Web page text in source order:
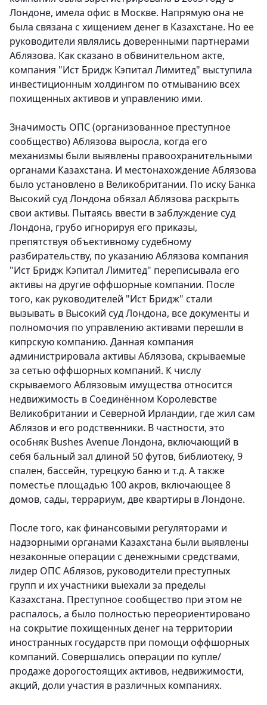
Лондоне, имела офис в Москве. Напрямую она не
была связана с хищением денег в Казахстане. Но ее
руководители являлись доверенными партнерами
Аблязова. Как сказано в обвинительном акте,
компания "Ист Бридж Кэпитал Лимитед" выступила
инвестиционным холдингом по отмыванию всех
похищенных активов и управлению ими.
Значимость ОПС (организованное преступное
сообщество) Аблязова выросла, когда его
механизмы были выявлены правоохранительными
органами Казахстана. И местонахождение Аблязова
было установлено в Великобритании. По иску Банка
Высокий суд Лондона обязал Аблязова раскрыть
свои активы. Пытаясь ввести в заблуждение суд
Лондона, грубо игнорируя его приказы,
препятствуя объективному судебному
разбирательству, по указанию Аблязова компания
"Ист Бридж Кэпитал Лимитед" переписывала его
активы на другие оффшорные компании. После
того, как руководителей "Ист Бридж" стали
вызывать в Высокий суд Лондона, все документы и
полномочия по управлению активами перешли в
кипрскую компанию. Данная компания
администрировала активы Аблязова, скрываемые
за сетью оффшорных компаний. К числу
скрываемого Аблязовым имущества относится
недвижимость в Соединённом Королевстве
Великобритании и Северной Ирландии, где жил сам
Аблязов и его родственники. В частности, это
особняк Bushes Avenue Лондона, включающий в
себя бальный зал длиной 50 футов, библиотеку, 9
спален, бассейн, турецкую баню и т.д. А также
поместье площадью 100 акров, включающее 8
домов, сады, террариум, две квартиры в Лондоне.
После того, как финансовыми регуляторами и
надзорными органами Казахстана были выявлены
незаконные операции с денежными средствами,
лидер ОПС Аблязов, руководители преступных
групп и их участники выехали за пределы
Казахстана. Преступное сообщество при этом не
распалось, а было полностью переориентировано
на сокрытие похищенных денег на территории
иностранных государств при помощи оффшорных
компаний. Совершались операции по купле/
продаже дорогостоящих активов, недвижимости,
акций, доли участия в различных компаниях.